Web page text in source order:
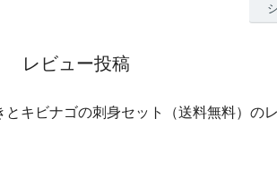
レビュー投稿
とキビナゴの刺身セット（送料無料）の